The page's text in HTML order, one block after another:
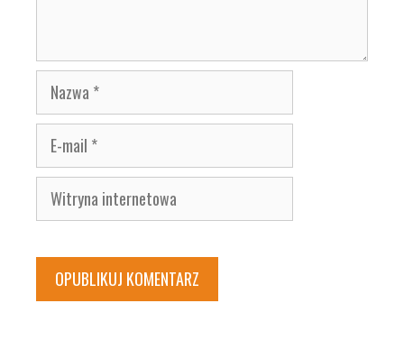
Nazwa
E-
mail
Witryna
internetowa